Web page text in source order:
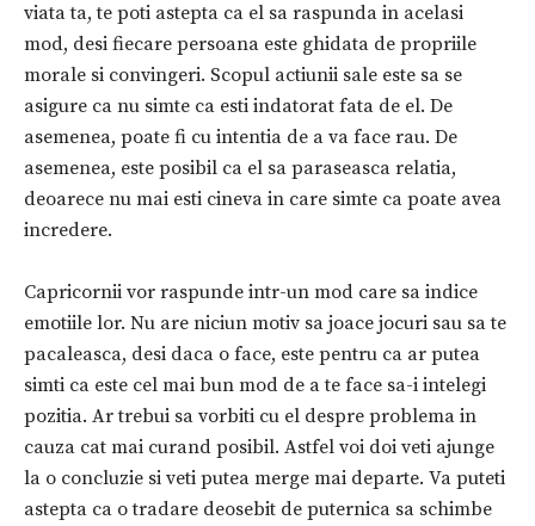
viata ta, te poti astepta ca el sa raspunda in acelasi
mod, desi fiecare persoana este ghidata de propriile
morale si convingeri. Scopul actiunii sale este sa se
asigure ca nu simte ca esti indatorat fata de el. De
asemenea, poate fi cu intentia de a va face rau. De
asemenea, este posibil ca el sa paraseasca relatia,
deoarece nu mai esti cineva in care simte ca poate avea
incredere.
Capricornii vor raspunde intr-un mod care sa indice
emotiile lor. Nu are niciun motiv sa joace jocuri sau sa te
pacaleasca, desi daca o face, este pentru ca ar putea
simti ca este cel mai bun mod de a te face sa-i intelegi
pozitia. Ar trebui sa vorbiti cu el despre problema in
cauza cat mai curand posibil. Astfel voi doi veti ajunge
la o concluzie si veti putea merge mai departe. Va puteti
astepta ca o tradare deosebit de puternica sa schimbe